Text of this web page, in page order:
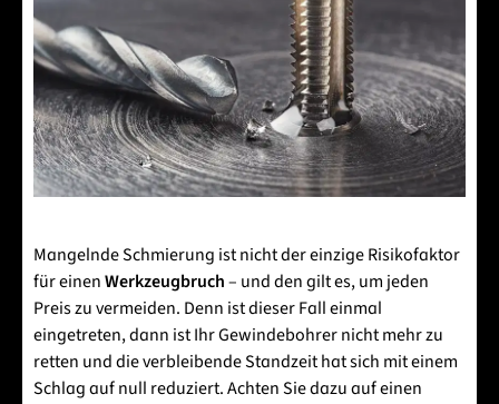
Mangelnde Schmierung ist nicht der einzige Risikofaktor
für einenWerkzeugbruch– und den gilt es, um jeden
Preis zu vermeiden. Denn ist dieser Fall einmal
eingetreten, dann ist Ihr Gewindebohrer nicht mehr zu
retten und die verbleibende Standzeit hat sich mit einem
Schlag auf null reduziert. Achten Sie dazu auf einen